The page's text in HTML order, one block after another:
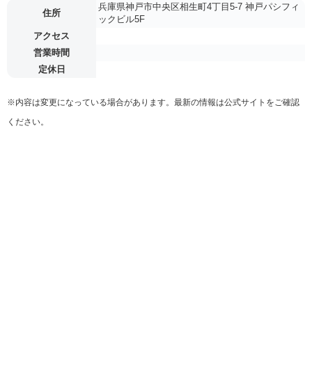
住所
兵庫県神戸市中央区相生町4丁目5-7 神戸パシフィ
ックビル5F
アクセス
営業時間
定休日
※内容は変更になっている場合があります。最新の情報は公式サイトをご確認
ください。